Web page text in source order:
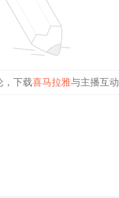
，下载喜马拉雅与主播互动